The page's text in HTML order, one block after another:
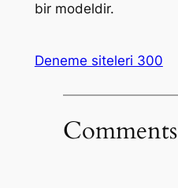
bir modeldir.
Deneme siteleri 300
Comments